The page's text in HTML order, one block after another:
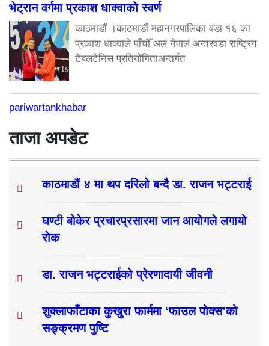
भेट्रान वर्गमा प्रकाश धाक्वाको स्वर्ण
काठमाडौं ।काठमाडौं महानगरपालिका वडा १६ का
प्रकाश धाक्वाले पाँचौँ अल नेपाल अन्तरवडा राष्ट्रिय
टेबलटेनिस प्रतियोगिताअन्तर्गत
pariwartankhabar
ताजा अपडेट
काठमाडौं ४ मा थप दरिलो बन्दै डा. राजन भट्टराई
घण्टी बोकेर प्रचारप्रसारमा जान आयोगले लगायो
रोक
डा. राजन भट्टराईको प्रेरणादायी जीवनी
शुक्लाफाँटाका कुखुरा फार्ममा ‘फाउल पोक्स’को
सङ्क्रमण पुष्टि